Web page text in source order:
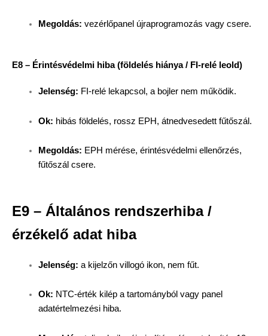
Megoldás: vezérlőpanel újraprogramozás vagy csere.
E8 – Érintésvédelmi hiba (földelés hiánya / FI-relé leold)
Jelenség: FI-relé lekapcsol, a bojler nem működik.
Ok: hibás földelés, rossz EPH, átnedvesedett fűtőszál.
Megoldás: EPH mérése, érintésvédelmi ellenőrzés,
fűtőszál csere.
E9 – Általános rendszerhiba /
érzékelő adat hiba
Jelenség: a kijelzőn villogó ikon, nem fűt.
Ok: NTC-érték kilép a tartományból vagy panel
adatértelmezési hiba.